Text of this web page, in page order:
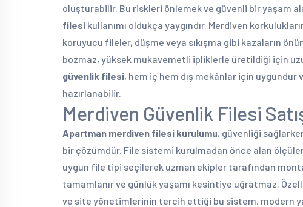
oluşturabilir. Bu riskleri önlemek ve güvenli bir yaşam
filesi kullanımı oldukça yaygındır. Merdiven
koruyucu fileler, düşme veya sıkışma gibi kazaların
bozmaz, yüksek mukavemetli ipliklerle üretildiği için
güvenlik filesi, hem iç hem dış mekânlar için uygundur
hazırlanabilir.
Merdiven Güvenlik Filesi
Apartman merdiven filesi kurulumu, güvenliği
bir çözümdür. File sistemi kurulmadan önce alan
uygun file tipi seçilerek uzman ekipler tarafından
tamamlanır ve günlük yaşamı kesintiye uğratmaz.
ve site yönetimlerinin tercih ettiği bu sistem, modern